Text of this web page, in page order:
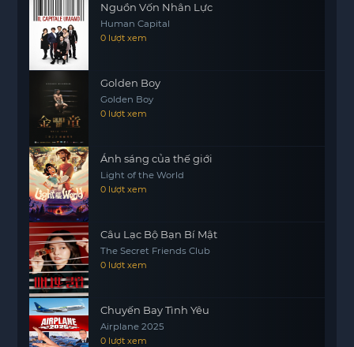
Nguồn Vốn Nhân Lực
Human Capital
0 lượt xem
Golden Boy
Golden Boy
0 lượt xem
Ánh sáng của thế giới
Light of the World
0 lượt xem
Câu Lạc Bộ Bạn Bí Mật
The Secret Friends Club
0 lượt xem
Chuyến Bay Tình Yêu
Airplane 2025
0 lượt xem